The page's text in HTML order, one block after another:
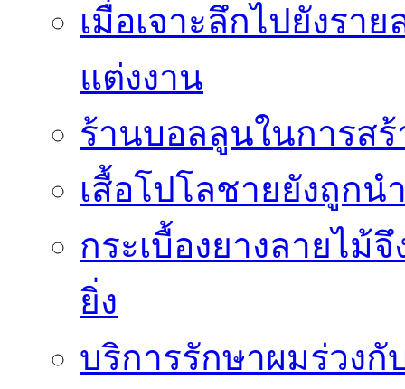
เมื่อเจาะลึกไปยังรา
แต่งงาน
ร้านบอลลูนในการสร้
เสื้อโปโลชายยังถูก
กระเบื้องยางลายไม้
ยิ่ง
บริการรักษาผมร่วง